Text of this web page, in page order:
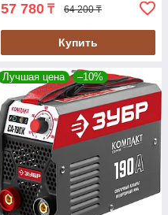
57 780 ₸ 64 200 ₸
Купить
Лучшая цена –10%